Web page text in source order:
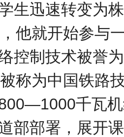
生迅速转变为
他就开始参与
控制技术被誉
称为中国铁路
千瓦
部部署，展开